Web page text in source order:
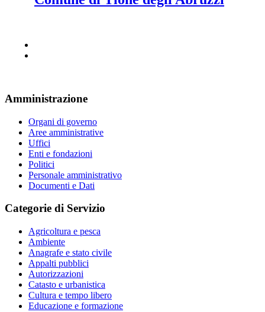
Amministrazione
Organi di governo
Aree amministrative
Uffici
Enti e fondazioni
Politici
Personale amministrativo
Documenti e Dati
Categorie di Servizio
Agricoltura e pesca
Ambiente
Anagrafe e stato civile
Appalti pubblici
Autorizzazioni
Catasto e urbanistica
Cultura e tempo libero
Educazione e formazione